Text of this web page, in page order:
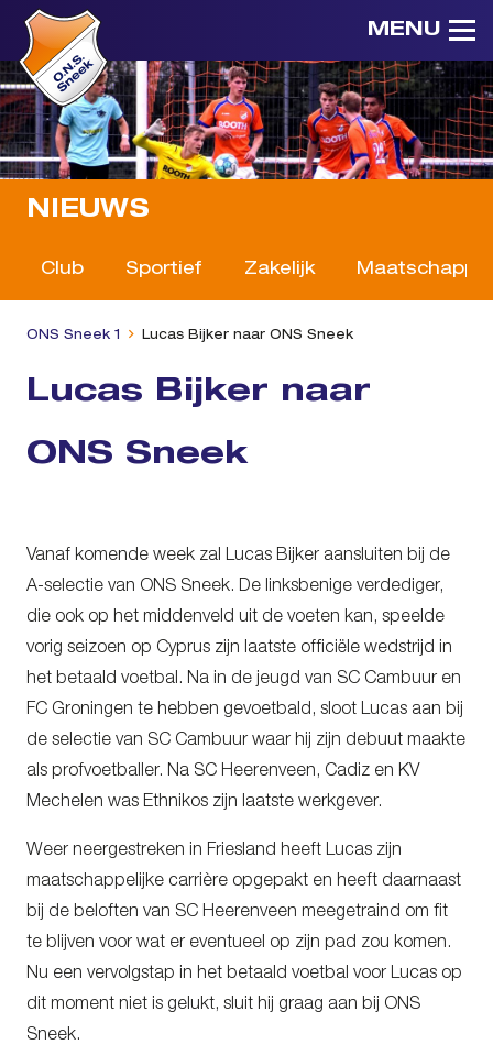
MENU
NIEUWS
Club Sportief Zakelijk
ONS Sneek 1 Lucas Bijker naar ONS Sneek
Lucas Bijker naar
ONS Sneek
Vanaf komende week zal Lucas Bijker aansluiten bij de
A-selectie van ONS Sneek. De linksbenige verdediger,
die ook op het middenveld uit de voeten kan, speelde
vorig seizoen op Cyprus zijn laatste officiële wedstrijd in
het betaald voetbal. Na in de jeugd van SC Cambuur en
FC Groningen te hebben gevoetbald, sloot Lucas aan bij
de selectie van SC Cambuur waar hij zijn debuut maakte
als profvoetballer. Na SC Heerenveen, Cadiz en KV
Mechelen was Ethnikos zijn laatste werkgever.
Weer neergestreken in Friesland heeft Lucas zijn
maatschappelijke carrière opgepakt en heeft daarnaast
bij de beloften van SC Heerenveen meegetraind om fit
te blijven voor wat er eventueel op zijn pad zou komen.
Nu een vervolgstap in het betaald voetbal voor Lucas op
dit moment niet is gelukt, sluit hij graag aan bij ONS
Sneek.